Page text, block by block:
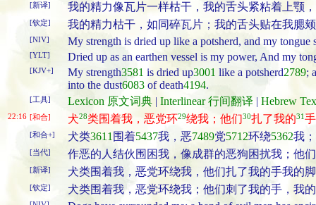
[新译] 我的精力像瓦片一样枯干，我的舌头紧粘着上颚
[钦定] 我的精力枯干，如同碎瓦片；我的舌头贴在我腮
[NIV] My strength is dried up like a potsherd, and my
[YLT] Dried up as an earthen vessel is my power, And my
[KJV+] My strength3581 is dried up3001 like a potsherd2789;
into the dust6083 of death4194.
[工具] Lexicon 原文词典 | Interlinear 行间翻译 | Hebrew
22:16 [和合] 犬28类围着我，恶党环29绕我；他们30扎了我的31
[和合+] 犬类3611 围着5437我，恶7489党5712环绕5362我
[当代] 作恶的人结伙围困我，像成群的恶狗困扰我；他
[新译] 犬类围着我，恶党环绕我，他们扎了我的手我的
[钦定] 犬类围着我，恶党环绕我；他们刺了我的手，我